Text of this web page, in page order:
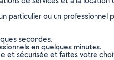
particulier ou un
secondes.
en quelques minutes.
et sécurisée et faites votre